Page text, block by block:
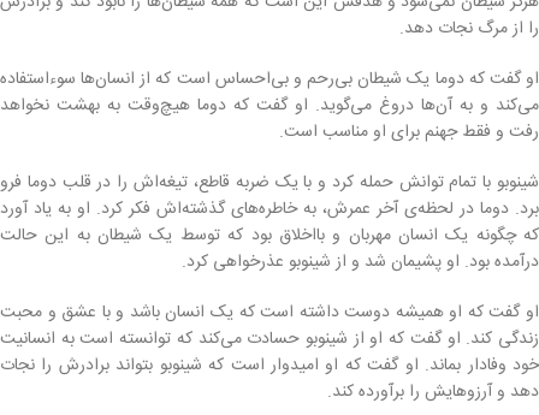
را از مرگ نجات دهد.
او گفت که دوما یک شیطان بی‌رحم و بی‌احساس است که از انسان‌ها سوءاستفاده
می‌کند و به آن‌ها دروغ می‌گوید. او گفت که دوما هیچ‌وقت به بهشت نخواهد
رفت و فقط جهنم برای او مناسب است.
شینوبو با تمام توانش حمله کرد و با یک ضربه قاطع، تیغه‌اش را در قلب دوما فرو
برد. دوما در لحظه‌ی آخر عمرش، به خاطره‌های گذشته‌اش فکر کرد. او به یاد آورد
که چگونه یک انسان مهربان و بااخلاق بود که توسط یک شیطان به این حالت
درآمده بود. او پشیمان شد و از شینوبو عذرخواهی کرد.
او گفت که او همیشه دوست داشته است که یک انسان باشد و با عشق و محبت
زندگی کند. او گفت که او از شینوبو حسادت می‌کند که توانسته است به انسانیت
خود وفادار بماند. او گفت که او امیدوار است که شینوبو بتواند برادرش را نجات
دهد و آرزوهایش را برآورده کند.